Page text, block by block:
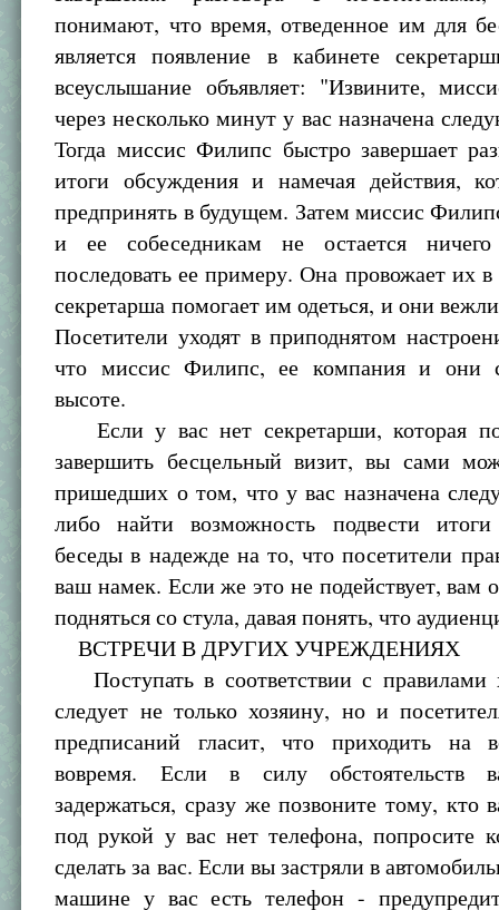
понимают, что время, отведенное им для
является появление в кабинете
всеуслышание объявляет: "Извините,
через несколько минут у вас назначена
Тогда миссис Филипс быстро завершает
итоги обсуждения и намечая действия,
предпринять в будущем. Затем миссис
и ее собеседникам не остается
последовать ее примеру. Она провожает их
секретарша помогает им одеться, и они
Посетители уходят в приподнятом
что миссис Филипс, ее компания и они
высоте.
Если у вас нет секретарши, которая
завершить бесцельный визит, вы сами
пришедших о том, что у вас назначена
либо найти возможность подвести итоги
беседы в надежде на то, что посетители
ваш намек. Если же это не подействует, вам
подняться со стула, давая понять, что
ВСТРЕЧИ В ДРУГИХ УЧРЕЖДЕНИЯХ
Поступать в соответствии с правилами
следует не только хозяину, но и
предписаний гласит, что приходить на
вовремя. Если в силу обстоятельств
задержаться, сразу же позвоните тому, кто
под рукой у вас нет телефона, попросите
сделать за вас. Если вы застряли в
машине у вас есть телефон -